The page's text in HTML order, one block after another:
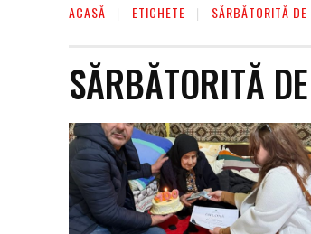
ACASĂ ETICHETE SĂRBĂTORITĂ
SĂRBĂTORITĂ